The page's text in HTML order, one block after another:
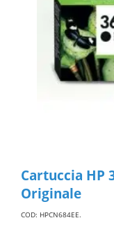
Cartuccia HP
Originale
COD: HPCN684EE.